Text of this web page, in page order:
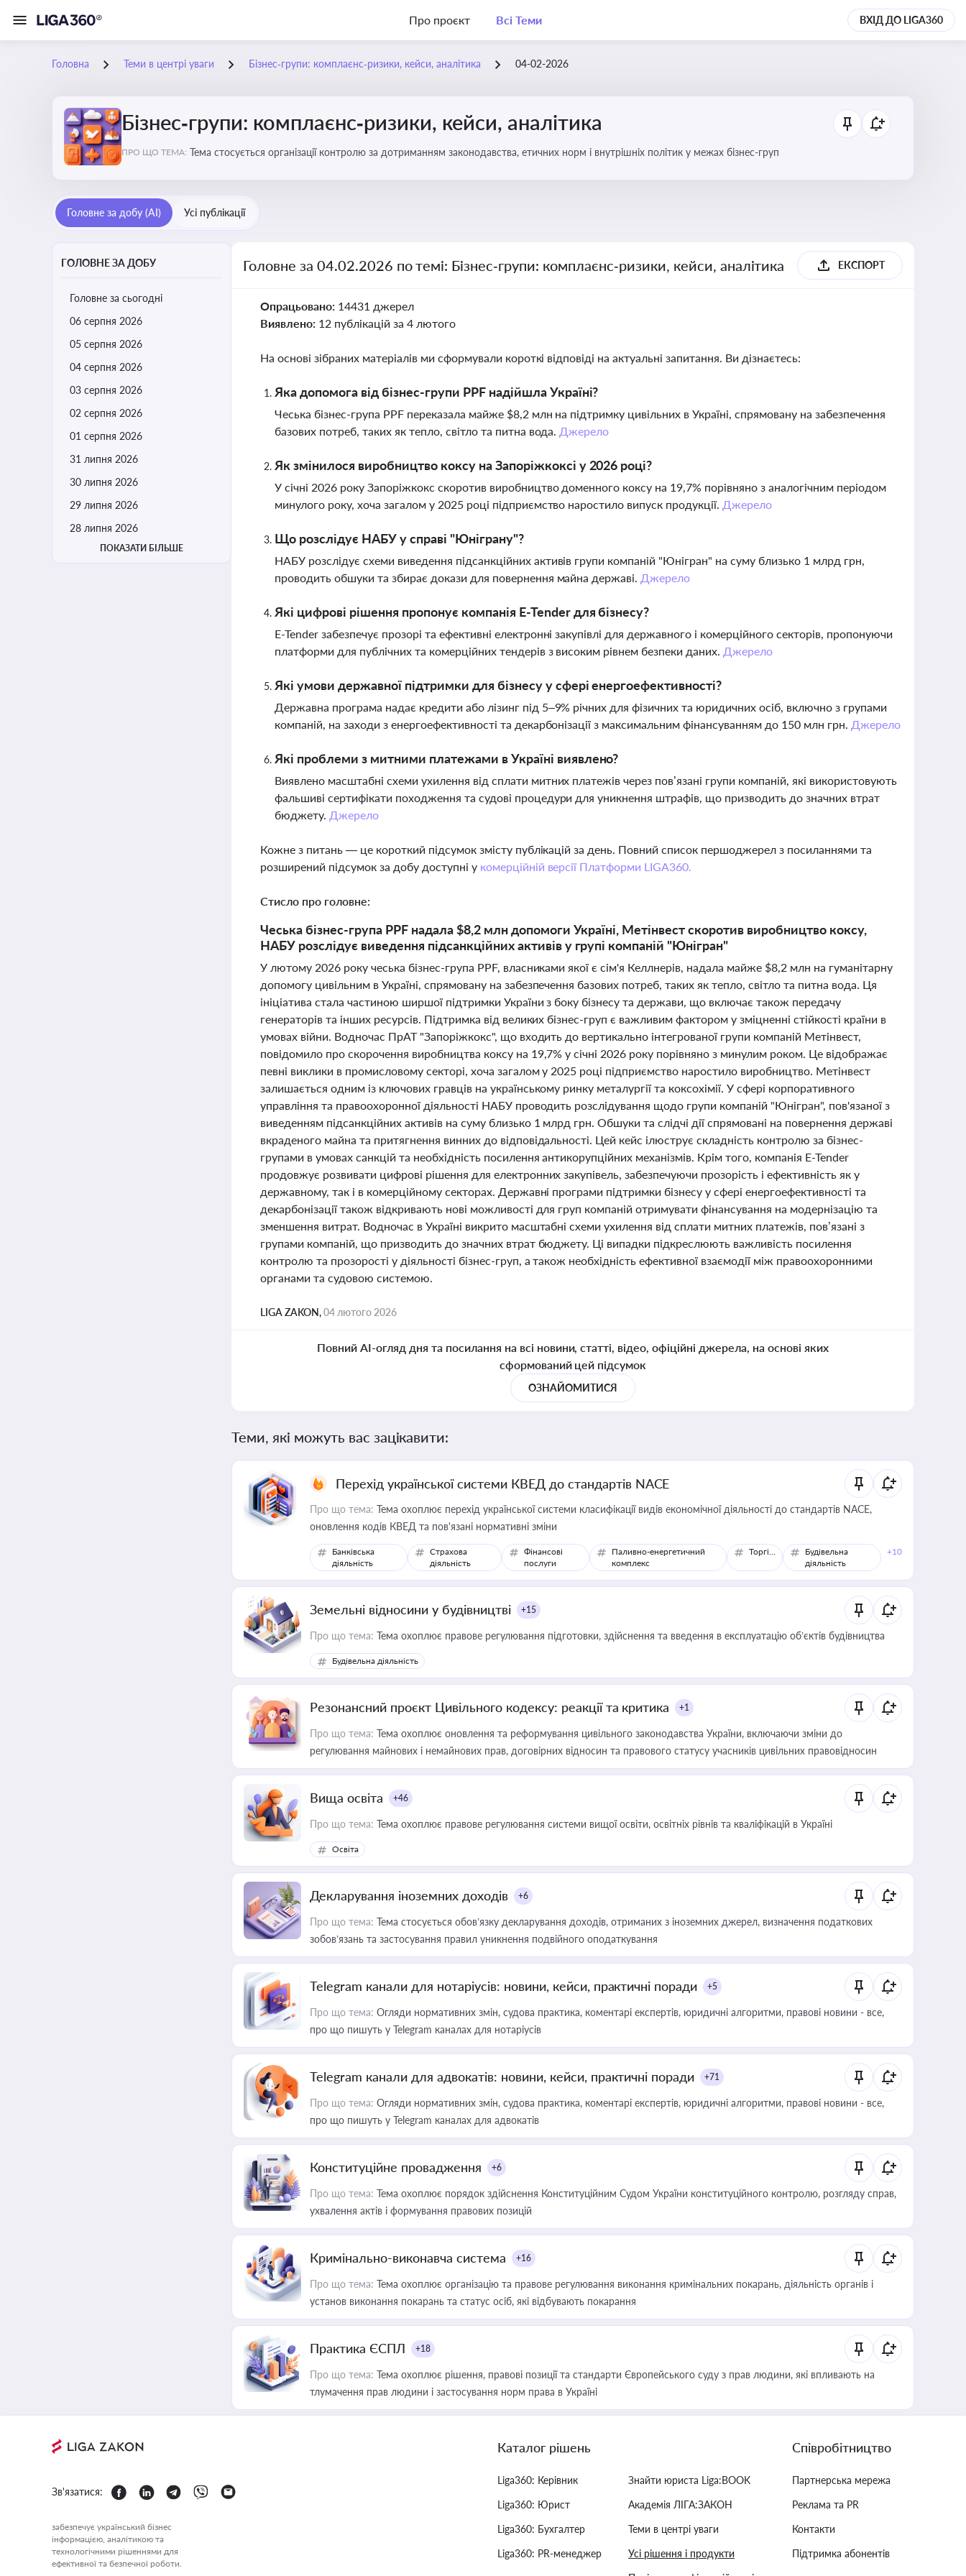
Про проєкт Всі Теми ВХІД ДО LIGA360
Головна Теми в центрі уваги Бізнес‑групи: комплаєнс‑ризики, кейси, аналітика 04-02-2026
Бізнес‑групи: комплаєнс‑ризики, кейси, аналітика
ПРО ЩО ТЕМА: Тема стосується організації контролю за дотриманням законодавства, етичних норм і внутрішніх політик у межах бізнес-груп
Головне за добу (AI) Усі публікації
ГОЛОВНЕ ЗА ДОБУ
Головне за сьогодні
06 серпня 2026
05 серпня 2026
04 серпня 2026
03 серпня 2026
02 серпня 2026
01 серпня 2026
31 липня 2026
30 липня 2026
29 липня 2026
28 липня 2026
ПОКАЗАТИ БІЛЬШЕ
Головне за 04.02.2026 по темі: Бізнес‑групи: комплаєнс‑ризики, кейси, аналітика ЕКСПОРТ
Опрацьовано: 14431 джерел
Виявлено: 12 публікацій за 4 лютого
На основі зібраних матеріалів ми сформували короткі відповіді на актуальні запитання. Ви дізнаєтесь:
Яка допомога від бізнес-групи PPF надійшла Україні?
Чеська бізнес-група PPF переказала майже $8,2 млн на підтримку цивільних в Україні, спрямовану на забезпечення
базових потреб, таких як тепло, світло та питна вода. Джерело
Як змінилося виробництво коксу на Запоріжкоксі у 2026 році?
У січні 2026 року Запоріжкокс скоротив виробництво доменного коксу на 19,7% порівняно з аналогічним періодом
минулого року, хоча загалом у 2025 році підприємство наростило випуск продукції. Джерело
Що розслідує НАБУ у справі "Юніграну"?
НАБУ розслідує схеми виведення підсанкційних активів групи компаній "Юнігран" на суму близько 1 млрд грн,
проводить обшуки та збирає докази для повернення майна державі. Джерело
Які цифрові рішення пропонує компанія E-Tender для бізнесу?
E-Tender забезпечує прозорі та ефективні електронні закупівлі для державного і комерційного секторів, пропонуючи
платформи для публічних та комерційних тендерів з високим рівнем безпеки даних. Джерело
Які умови державної підтримки для бізнесу у сфері енергоефективності?
Державна програма надає кредити або лізинг під 5–9% річних для фізичних та юридичних осіб, включно з групами
компаній, на заходи з енергоефективності та декарбонізації з максимальним фінансуванням до 150 млн грн. Джерело
Які проблеми з митними платежами в Україні виявлено?
Виявлено масштабні схеми ухилення від сплати митних платежів через пов’язані групи компаній, які використовують
фальшиві сертифікати походження та судові процедури для уникнення штрафів, що призводить до значних втрат
бюджету. Джерело
Кожне з питань — це короткий підсумок змісту публікацій за день. Повний список першоджерел з посиланнями та
розширений підсумок за добу доступні у комерційній версії Платформи LIGA360.
Стисло про головне:
Чеська бізнес-група PPF надала $8,2 млн допомоги Україні, Метінвест скоротив виробництво коксу,
НАБУ розслідує виведення підсанкційних активів у групі компаній "Юнігран"
У лютому 2026 року чеська бізнес-група PPF, власниками якої є сім'я Келлнерів, надала майже $8,2 млн на гуманітарну
допомогу цивільним в Україні, спрямовану на забезпечення базових потреб, таких як тепло, світло та питна вода. Ця
ініціатива стала частиною ширшої підтримки України з боку бізнесу та держави, що включає також передачу
генераторів та інших ресурсів. Підтримка від великих бізнес-груп є важливим фактором у зміцненні стійкості країни в
умовах війни. Водночас ПрАТ "Запоріжкокс", що входить до вертикально інтегрованої групи компаній Метінвест,
повідомило про скорочення виробництва коксу на 19,7% у січні 2026 року порівняно з минулим роком. Це відображає
певні виклики в промисловому секторі, хоча загалом у 2025 році підприємство наростило виробництво. Метінвест
залишається одним із ключових гравців на українському ринку металургії та коксохімії. У сфері корпоративного
управління та правоохоронної діяльності НАБУ проводить розслідування щодо групи компаній "Юнігран", пов'язаної з
виведенням підсанкційних активів на суму близько 1 млрд грн. Обшуки та слідчі дії спрямовані на повернення державі
вкраденого майна та притягнення винних до відповідальності. Цей кейс ілюструє складність контролю за бізнес-
групами в умовах санкцій та необхідність посилення антикорупційних механізмів. Крім того, компанія E-Tender
продовжує розвивати цифрові рішення для електронних закупівель, забезпечуючи прозорість і ефективність як у
державному, так і в комерційному секторах. Державні програми підтримки бізнесу у сфері енергоефективності та
декарбонізації також відкривають нові можливості для груп компаній отримувати фінансування на модернізацію та
зменшення витрат. Водночас в Україні викрито масштабні схеми ухилення від сплати митних платежів, пов’язані з
групами компаній, що призводить до значних втрат бюджету. Ці випадки підкреслюють важливість посилення
контролю та прозорості у діяльності бізнес-груп, а також необхідність ефективної взаємодії між правоохоронними
органами та судовою системою.
LIGA ZAKON,04 лютого 2026
Повний AI-огляд дня та посилання на всі новини, статті, відео, офіційні джерела, на основі яких
сформований цей підсумок
ОЗНАЙОМИТИСЯ
Теми, які можуть вас зацікавити:
Перехід української системи КВЕД до стандартів NACE
Про що тема: Тема охоплює перехід української системи класифікації видів економічної діяльності до стандартів NACE,
оновлення кодів КВЕД та пов'язані нормативні зміни
Банківська
діяльність
Страхова
діяльність
Фінансові
послуги
Паливно-енергетичний
комплекс
Торгівля
Будівельна
діяльність
+10
Земельні відносини у будівництві +15
Про що тема: Тема охоплює правове регулювання підготовки, здійснення та введення в експлуатацію об’єктів будівництва
Будівельна діяльність
Резонансний проєкт Цивільного кодексу: реакції та критика +1
Про що тема: Тема охоплює оновлення та реформування цивільного законодавства України, включаючи зміни до
регулювання майнових і немайнових прав, договірних відносин та правового статусу учасників цивільних правовідносин
Вища освіта +46
Про що тема: Тема охоплює правове регулювання системи вищої освіти, освітніх рівнів та кваліфікацій в Україні
Освіта
Декларування іноземних доходів +6
Про що тема: Тема стосується обов’язку декларування доходів, отриманих з іноземних джерел, визначення податкових
зобов’язань та застосування правил уникнення подвійного оподаткування
Telegram канали для нотаріусів: новини, кейси, практичні поради +5
Про що тема: Огляди нормативних змін, судова практика, коментарі експертів, юридичні алгоритми, правові новини - все,
про що пишуть у Telegram каналах для нотаріусів
Telegram канали для адвокатів: новини, кейси, практичні поради +71
Про що тема: Огляди нормативних змін, судова практика, коментарі експертів, юридичні алгоритми, правові новини - все,
про що пишуть у Telegram каналах для адвокатів
Конституційне провадження +6
Про що тема: Тема охоплює порядок здійснення Конституційним Судом України конституційного контролю, розгляду справ,
ухвалення актів і формування правових позицій
Кримінально-виконавча система +16
Про що тема: Тема охоплює організацію та правове регулювання виконання кримінальних покарань, діяльність органів і
установ виконання покарань та статус осіб, які відбувають покарання
Практика ЄСПЛ +18
Про що тема: Тема охоплює рішення, правові позиції та стандарти Європейського суду з прав людини, які впливають на
тлумачення прав людини і застосування норм права в Україні
Зв'язатися:
забезпечує український бізнес
інформацією, аналітикою та
технологічними рішеннями для
ефективної та безпечної роботи.
Каталог рішень
Liga360: Керівник
Liga360: Юрист
Liga360: Бухгалтер
Liga360: PR-менеджер
Знайти юриста Liga:BOOK
Академія ЛІГА:ЗАКОН
Теми в центрі уваги
Усі рішення і продукти
Співробітництво
Партнерська мережа
Реклама та PR
Контакти
Підтримка абонентів